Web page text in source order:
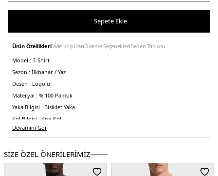
Sepete Ekle
Ürün Özellikleriİade KoşullarıÖdeme SeçenekleriBeden Tablosu
Model : T-Shirt
Sezon : İlkbahar / Yaz
Desen : Logolu
Materyal : % 100 Pamuk
Yaka Bilgisi : Bisiklet Yaka
Kol Bilgisi : Kısa Kol
Kalıp Bilgisi :Relaxed Fit
5DK150546370100.25
Devamını Gör
SİZE ÖZEL ÖNERİLERİMİZ